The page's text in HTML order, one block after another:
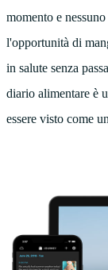
momento e
l'opportunità di
in salute senza
diario alimentare è
essere visto come